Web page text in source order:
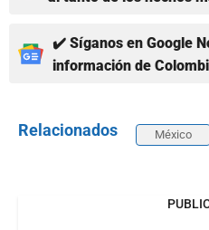
✔️ Síganos en Google
información de
Relacionados México